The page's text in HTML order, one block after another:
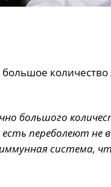
большое
большого
есть переболеют
система,